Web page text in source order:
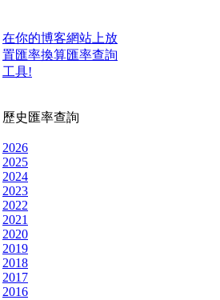
在你的博客網站上放
置匯率換算匯率查詢
工具!
歷史匯率查詢
2026
2025
2024
2023
2022
2021
2020
2019
2018
2017
2016